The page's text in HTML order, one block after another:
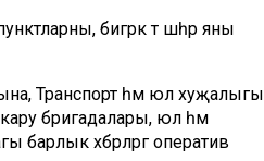
бигрәк тә шәһәр яны
Транспорт һәм юл хуҗалыгы
бригадалары, юл һәм
хәбәрләргә оператив